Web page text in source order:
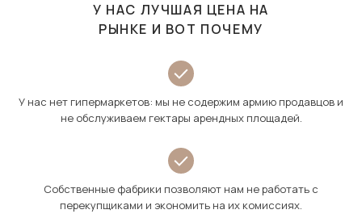
У НАС ЛУЧШАЯ ЦЕНА НА
РЫНКЕ И ВОТ ПОЧЕМУ
У нас нет гипермаркетов: мы не содержим армию продавцов и
не обслуживаем гектары арендных площадей.
Собственные фабрики позволяют нам не работать с
перекупщиками и экономить на их комиссиях.